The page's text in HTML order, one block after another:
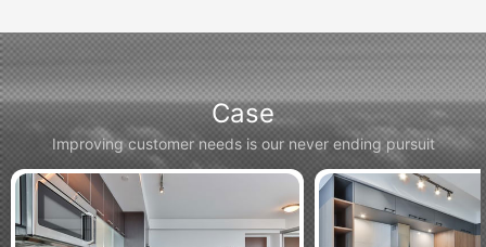
Case
Improving customer needs is our never ending pursuit